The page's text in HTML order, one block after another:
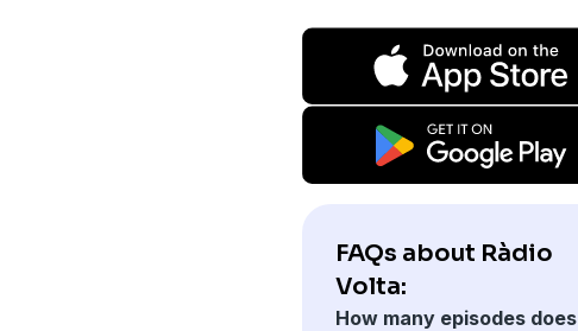
FAQs about Ràdio
Volta:
How many episodes does